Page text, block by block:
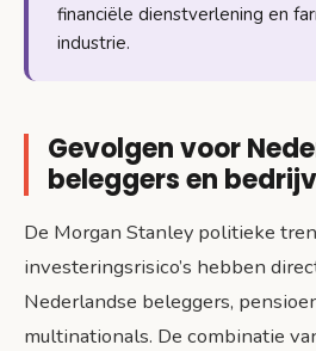
financiële dienstverlening en
industrie.
Gevolgen voor
beleggers en
De Morgan Stanley politieke
investeringsrisico’s hebben
Nederlandse beleggers,
multinationals. De combinatie